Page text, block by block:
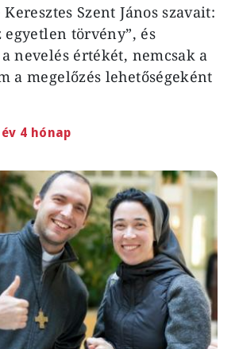
Szent János szavait:
egyetlen törvény”, és
nevelés értékét, nemcsak a
a megelőzés lehetőségeként
4 hónap